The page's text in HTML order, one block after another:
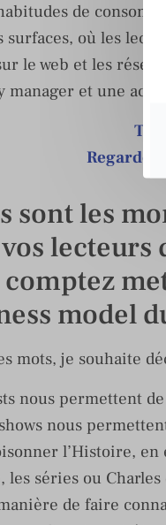
de
surfaces, où les
le web et les
manager et une
Regardez
sont les
lecteurs
model
mots, je souhaite
nous permettent
nous
l’Histoire,
les séries ou
de faire